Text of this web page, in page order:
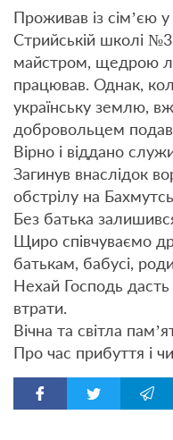
Проживав із сім’єю
Стрийській школі
майстром, щедрою
працював. Однак,
українську землю,
добровольцем
Вірно і віддано
Загинув внаслідок
обстрілу на
Без батька
Щиро співчуваємо
батькам, бабусі,
Нехай Господь
втрати.
Вічна та світла
Про час прибуття і